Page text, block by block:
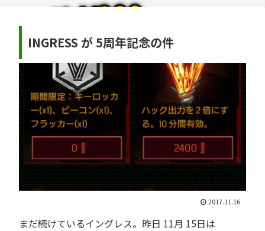
INGRESS が 5周年記念の件
2017.11.16
まだ続けているイングレス。昨日 11月 15日は